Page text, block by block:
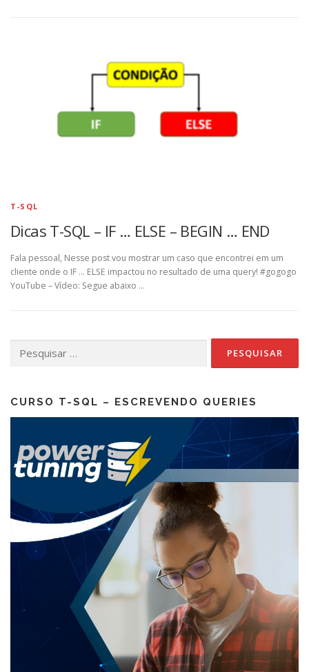
T-SQL
Dicas T-SQL – IF … ELSE – BEGIN … END
Fala pessoal, Nesse post vou mostrar um caso que encontrei em um
cliente onde o IF … ELSE impactou no resultado de uma query! #gogogo
YouTube – Vídeo: Segue abaixo …
por:
CURSO T-SQL – ESCREVENDO QUERIES